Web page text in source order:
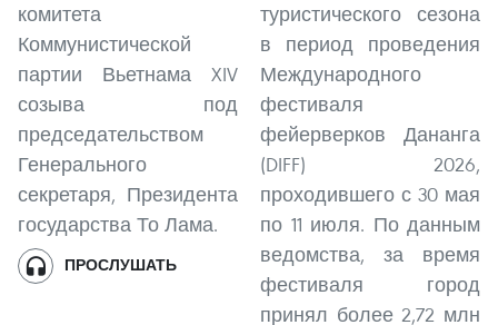
комитета
Коммунистической
партии Вьетнама XIV
созыва под
председательством
Генерального
секретаря, Президента
государства То Лама.
ПРОСЛУШАТЬ
туристического сезона
в период проведения
Международного
фестиваля
фейерверков Дананга
(DIFF) 2026,
проходившего с 30 мая
по 11 июля. По данным
ведомства, за время
фестиваля город
принял более 2,72 млн